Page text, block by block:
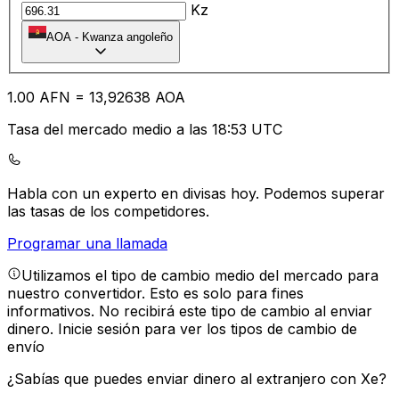
Kz
AOA - Kwanza angoleño
1.00 AFN = 13,92638 AOA
Tasa del mercado medio a las 18:53 UTC
Habla con un experto en divisas hoy. Podemos superar
las tasas de los competidores.
Programar una llamada
Utilizamos el tipo de cambio medio del mercado para
nuestro convertidor. Esto es solo para fines
informativos. No recibirá este tipo de cambio al enviar
dinero. Inicie sesión para ver los tipos de cambio de
envío
¿Sabías que puedes enviar dinero al extranjero con Xe?